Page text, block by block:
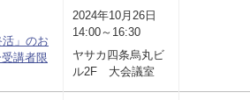
活」のお
講者限
2024年10月26日
14:00～16:30
ヤサカ四条烏丸ビ
ル2F 大会議室